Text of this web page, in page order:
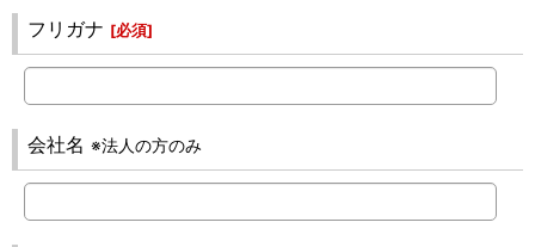
フリガナ [必須]
会社名 ※法人の方のみ